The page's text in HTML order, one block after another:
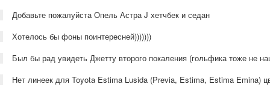
Добавьте пожалуйста Опель Астра J хетчбек и седан
Хотелось бы фоны поинтересней)))))))
Был бы рад увидеть Джетту второго покаления (гольфика тоже не
Нет линеек для Toyota Estima Lusida (Previa, Estima, Estima Emina)